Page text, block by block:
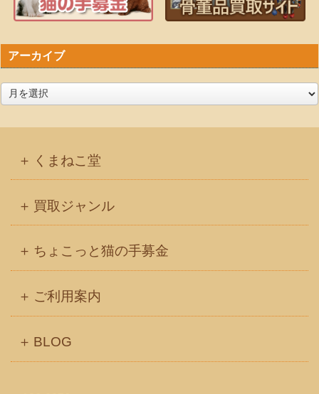
アーカイブ
くまねこ堂
買取ジャンル
ちょこっと猫の手募金
ご利用案内
BLOG